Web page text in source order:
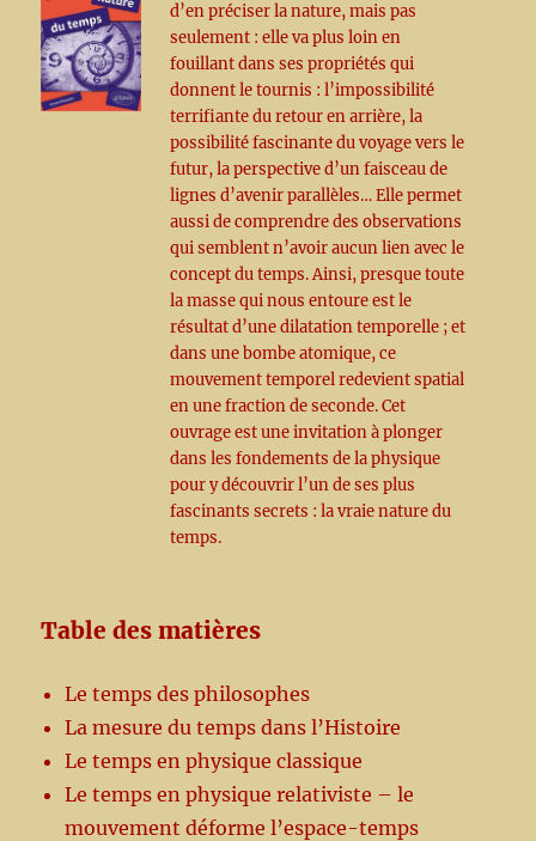
d’en préciser la nature, mais pas
seulement : elle va plus loin en
fouillant dans ses propriétés qui
donnent le tournis : l’impossibilité
terrifiante du retour en arrière, la
possibilité fascinante du voyage vers le
futur, la perspective d’un faisceau de
lignes d’avenir parallèles… Elle permet
aussi de comprendre des observations
qui semblent n’avoir aucun lien avec le
concept du temps. Ainsi, presque toute
la masse qui nous entoure est le
résultat d’une dilatation temporelle ; et
dans une bombe atomique, ce
mouvement temporel redevient spatial
en une fraction de seconde. Cet
ouvrage est une invitation à plonger
dans les fondements de la physique
pour y découvrir l’un de ses plus
fascinants secrets : la vraie nature du
temps.
Table des matières
Le temps des philosophes
La mesure du temps dans l’Histoire
Le temps en physique classique
Le temps en physique relativiste – le
mouvement déforme l’espace-temps